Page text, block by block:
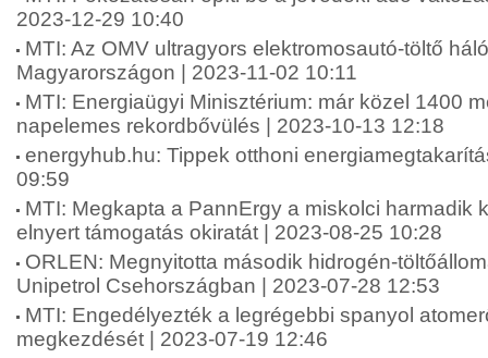
2023-12-29 10:40
MTI: Az OMV ultragyors elektromosautó-töltő
Magyarországon | 2023-11-02 10:11
MTI: Energiaügyi Minisztérium: már közel 1400
napelemes rekordbővülés | 2023-10-13 12:18
energyhub.hu: Tippek otthoni
09:59
MTI: Megkapta a PannErgy a miskolci harmadik
elnyert támogatás okiratát | 2023-08-25 10:28
ORLEN: Megnyitotta második hidrogén-
Unipetrol Csehországban | 2023-07-28 12:53
MTI: Engedélyezték a legrégebbi spanyol
megkezdését | 2023-07-19 12:46